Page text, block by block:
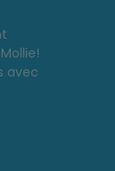
avec